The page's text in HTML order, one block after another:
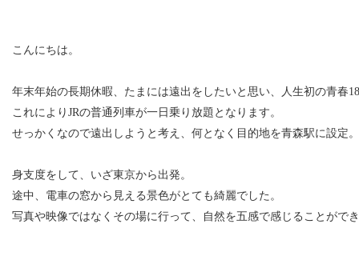
こんにちは。
年末年始の長期休暇、たまには遠出をしたいと思い、人生初の青春
これによりJRの普通列車が一日乗り放題となります。
せっかくなので遠出しようと考え、何となく目的地を青森駅に設定。
身支度をして、いざ東京から出発。
途中、電車の窓から見える景色がとても綺麗でした。
写真や映像ではなくその場に行って、自然を五感で感じることがで